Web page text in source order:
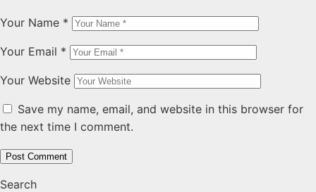
Your Name *
Your Email *
Your Website
Save my name, email, and website in this browser for
the next time I comment.
Search